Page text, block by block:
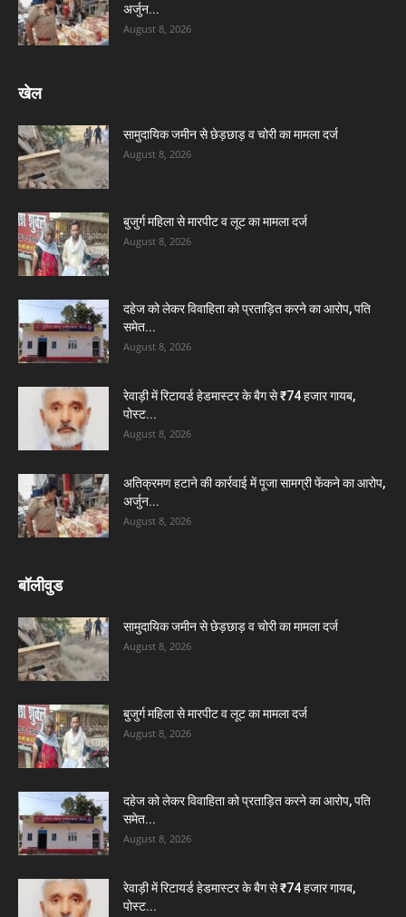
अर्जुन...
August 8, 2026
खेल
सामुदायिक जमीन से छेड़छाड़ व चोरी का मामला दर्ज
August 8, 2026
बुजुर्ग महिला से मारपीट व लूट का मामला दर्ज
August 8, 2026
दहेज को लेकर विवाहिता को प्रताड़ित करने का आरोप, पति
समेत...
August 8, 2026
रेवाड़ी में रिटायर्ड हेडमास्टर के बैग से ₹74 हजार गायब,
पोस्ट...
August 8, 2026
अतिक्रमण हटाने की कार्रवाई में पूजा सामग्री फेंकने का आरोप,
अर्जुन...
August 8, 2026
बॉलीवुड
सामुदायिक जमीन से छेड़छाड़ व चोरी का मामला दर्ज
August 8, 2026
बुजुर्ग महिला से मारपीट व लूट का मामला दर्ज
August 8, 2026
दहेज को लेकर विवाहिता को प्रताड़ित करने का आरोप, पति
समेत...
August 8, 2026
रेवाड़ी में रिटायर्ड हेडमास्टर के बैग से ₹74 हजार गायब,
पोस्ट...